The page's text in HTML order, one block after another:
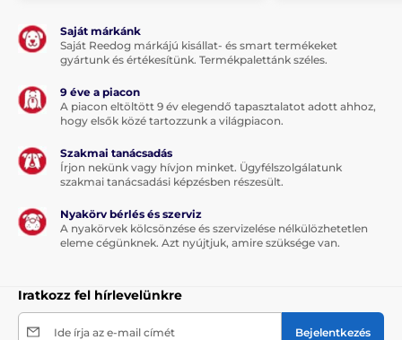
Saját márkánk
Saját Reedog márkájú kisállat- és smart termékeket
gyártunk és értékesítünk. Termékpalettánk széles.
9 éve a piacon
A piacon eltöltött 9 év elegendő tapasztalatot adott ahhoz,
hogy elsők közé tartozzunk a világpiacon.
Szakmai tanácsadás
Írjon nekünk vagy hívjon minket. Ügyfélszolgálatunk
szakmai tanácsadási képzésben részesült.
Nyakörv bérlés és szerviz
A nyakörvek kölcsönzése és szervizelése nélkülözhetetlen
eleme cégünknek. Azt nyújtjuk, amire szüksége van.
Iratkozz fel hírlevelünkre
Ide írja az e-mail címét Bejelentkezés